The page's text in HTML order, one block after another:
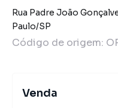
Rua Padre João
Paulo/SP
Código de origem:
Venda